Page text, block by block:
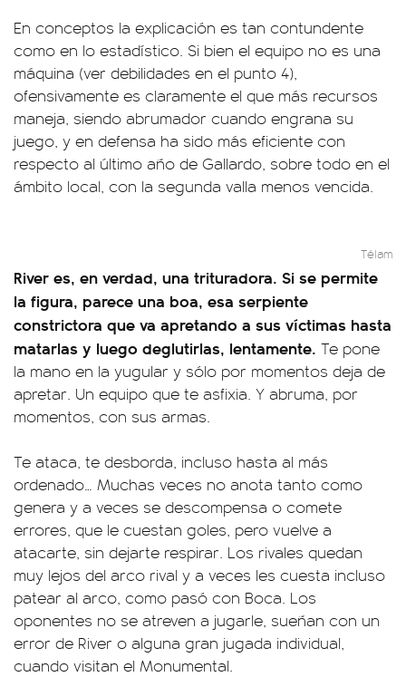
En conceptos la explicación es tan contundente
como en lo estadístico. Si bien el equipo no es una
máquina (ver debilidades en el punto 4),
ofensivamente es claramente el que más recursos
maneja, siendo abrumador cuando engrana su
juego, y en defensa ha sido más eficiente con
respecto al último año de Gallardo, sobre todo en el
ámbito local, con la segunda valla menos vencida.
Télam
River es, en verdad, una trituradora. Si se permite
la figura, parece una boa, esa serpiente
constrictora que va apretando a sus víctimas hasta
matarlas y luego deglutirlas, lentamente. Te pone
la mano en la yugular y sólo por momentos deja de
apretar. Un equipo que te asfixia. Y abruma, por
momentos, con sus armas.
Te ataca, te desborda, incluso hasta al más
ordenado… Muchas veces no anota tanto como
genera y a veces se descompensa o comete
errores, que le cuestan goles, pero vuelve a
atacarte, sin dejarte respirar. Los rivales quedan
muy lejos del arco rival y a veces les cuesta incluso
patear al arco, como pasó con Boca. Los
oponentes no se atreven a jugarle, sueñan con un
error de River o alguna gran jugada individual,
cuando visitan el Monumental.